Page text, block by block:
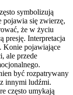
symbolizują
pojawia się zwierzę,
że w życiu
presję. Interpretacja
Konie pojawiające
ale przede
być rozpatrywany
innymi ludźmi.
często umykają